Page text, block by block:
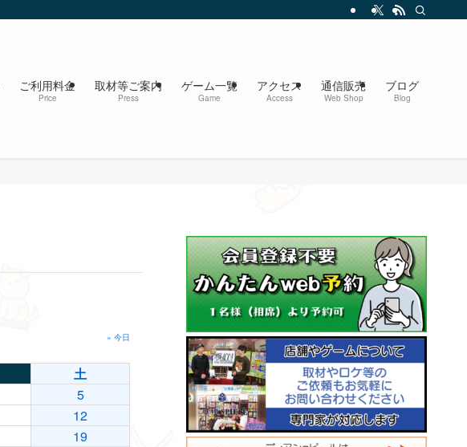
ご利用料金
Price
取材等ご案内
Press
ゲーム一覧
Game
アクセス
Access
通信販売
Web Shop
ブログ
Blog
» 今日
土
5
12
19